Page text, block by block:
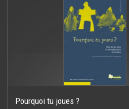
Pourquoi tu joues ?